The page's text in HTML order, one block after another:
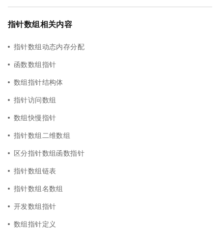
指针数组相关内容
指针数组动态内存分配
函数数组指针
数组指针结构体
指针访问数组
数组快慢指针
指针数组二维数组
区分指针数组函数指针
指针数组链表
指针数组名数组
开发数组指针
数组指针定义